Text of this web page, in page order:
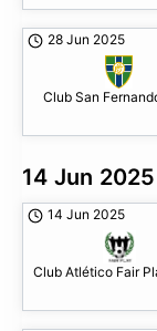
28 Jun 2025
Club San
14 Jun 2025
14 Jun 2025
Club Atlético Fair